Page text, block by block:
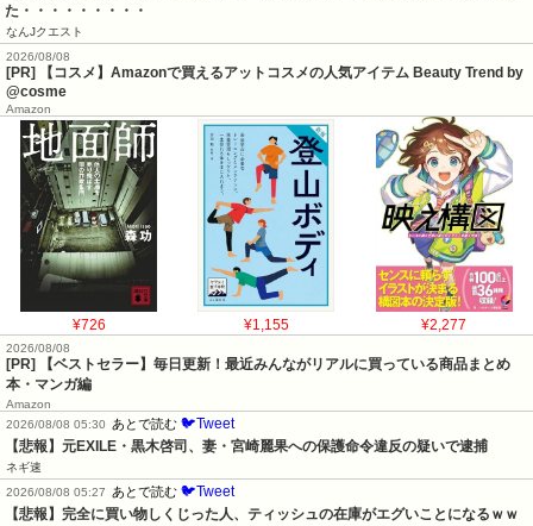
た・・・・・・・・・
なんJクエスト
2026/08/08
[PR] 【コスメ】Amazonで買えるアットコスメの人気アイテム Beauty Trend by
@cosme
Amazon
¥726 ¥1,155 ¥2,277
2026/08/08
[PR] 【ベストセラー】毎日更新！最近みんながリアルに買っている商品まとめ
本・マンガ編
Amazon
2026/08/08 05:30
あとで読む 🐦Tweet
【悲報】元EXILE・黒木啓司、妻・宮崎麗果への保護命令違反の疑いで逮捕
ネギ速
2026/08/08 05:27
あとで読む 🐦Tweet
【悲報】完全に買い物しくじった人、ティッシュの在庫がエグいことになるｗｗ